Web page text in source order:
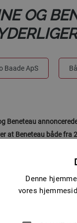
OG
Baade ApS
Beneteau
at Beneteau både fra
Denne
vores